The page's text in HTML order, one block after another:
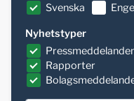
Svenska
Nyhetstyper
Rapporter